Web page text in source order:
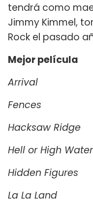
tendrá como
Jimmy Kimmel,
Rock el pasado
Mejor película
Arrival
Fences
Hacksaw Ridge
Hell or High Water
Hidden Figures
La La Land